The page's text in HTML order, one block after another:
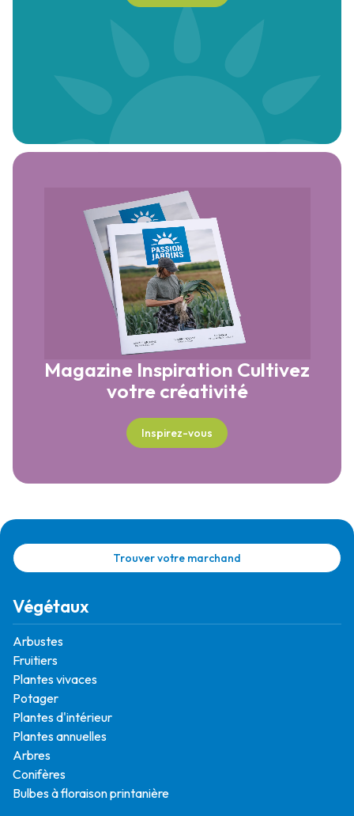
Magazine Inspiration Cultivez
votre créativité
Inspirez-vous
Trouver votre marchand
Végétaux
Arbustes
Fruitiers
Plantes vivaces
Potager
Plantes d'intérieur
Plantes annuelles
Arbres
Conifères
Bulbes à floraison printanière